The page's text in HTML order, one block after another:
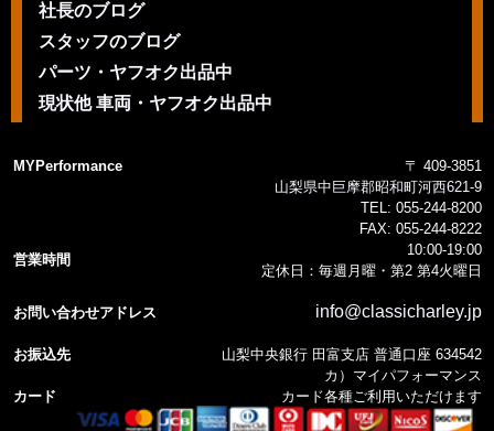
社長のブログ
スタッフのブログ
パーツ・ヤフオク出品中
現状他 車両・ヤフオク出品中
MYPerformance
〒 409-3851
山梨県中巨摩郡昭和町河西621-9
TEL: 055-244-8200
FAX: 055-244-8222
営業時間
10:00-19:00
定休日：毎週月曜・第2 第4火曜日
お問い合わせアドレス info@classicharley.jp
お振込先
山梨中央銀行 田富支店 普通口座 634542
カ）マイパフォーマンス
カード
カード各種ご利用いただけます